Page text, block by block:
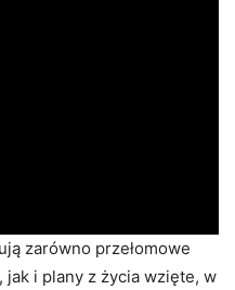
zarówno przełomowe
i plany z życia wzięte, w